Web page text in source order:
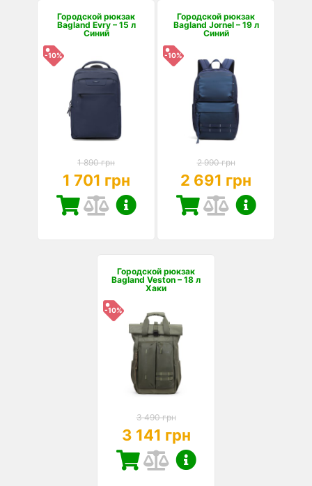
Городской рюкзак
Bagland Evry – 15 л
Синий
-10%
1 890 грн
1 701 грн
Городской рюкзак
Bagland Jornel – 19 л
Синий
-10%
2 990 грн
2 691 грн
Городской рюкзак
Bagland Veston – 18 л
Хаки
-10%
3 490 грн
3 141 грн